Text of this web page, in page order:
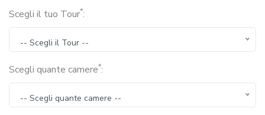
Scegli il tuo Tour*:
-- Scegli il Tour --
Scegli quante camere*:
-- Scegli quante camere --